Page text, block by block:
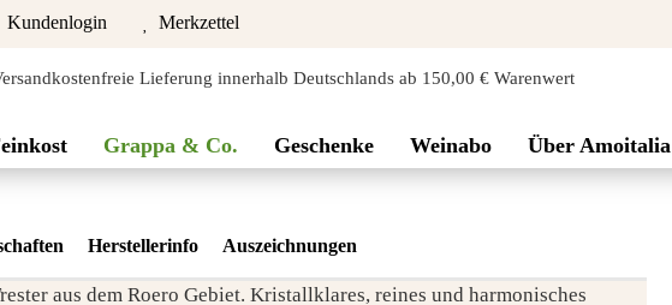
Kundenlogin Merkzettel
Lieferung innerhalb Deutschlands ab 150,00 € Warenwert
Grappa & Co. Geschenke Weinabo Über Amoitalia
Herstellerinfo Auszeichnungen
aus dem Roero Gebiet. Kristallklares, reines und harmonisches